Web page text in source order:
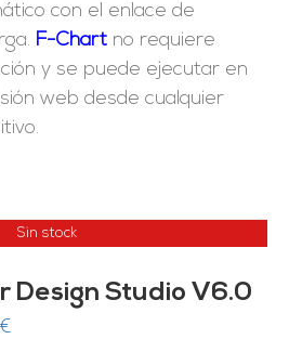
con el enlace de
F-Chart no requiere
y se puede ejecutar en
web desde cualquier
Sin stock
Design Studio V6.0
€